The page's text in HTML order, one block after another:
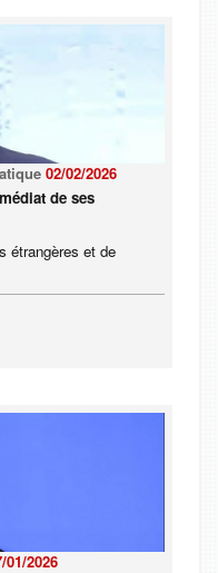
02/02/2026
de ses
étrangères et de
01/2026